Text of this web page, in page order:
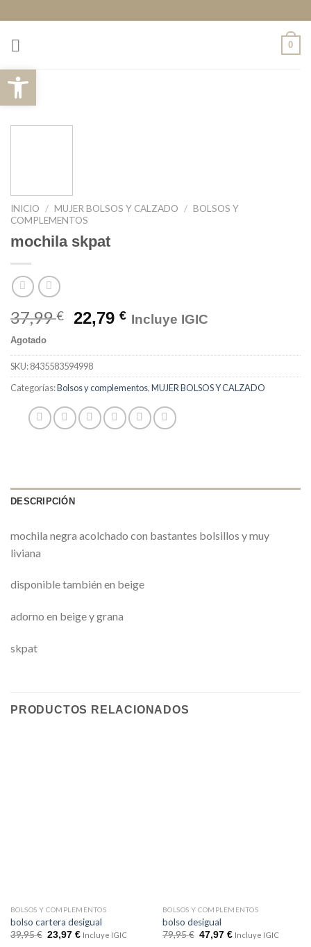
al
contenido
0
INICIO / MUJER BOLSOS Y CALZADO / BOLSOS Y
COMPLEMENTOS
mochila skpat
37,99€ 22,79€ Incluye IGIC
Agotado
SKU:8435583594998
Categorías:Bolsos y complementos,MUJER BOLSOS Y CALZADO
DESCRIPCIÓN
mochila negra acolchado con bastantes bolsillos y muy
liviana
disponible también en beige
adorno en beige y grana
skpat
PRODUCTOS RELACIONADOS
BOLSOS Y COMPLEMENTOS
bolso cartera desigual
39,95€ 23,97 € Incluye IGIC
BOLSOS Y COMPLEMENTOS
bolso desigual
79,95€ 47,97 € Incluye IGIC
Abrir barra de herramientas